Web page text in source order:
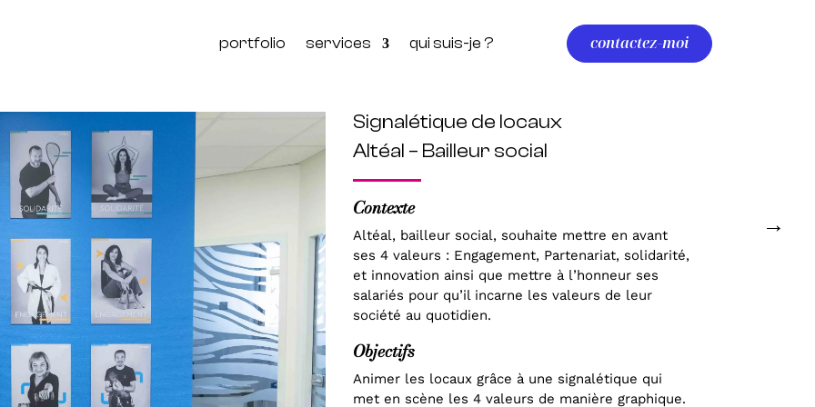
portfolio services qui suis-je ? contactez-moi
Signalétique de locaux
Altéal – Bailleur social
Contexte
Altéal, bailleur social, souhaite mettre en avant
ses 4 valeurs : Engagement, Partenariat, solidarité,
et innovation ainsi que mettre à l’honneur ses
salariés pour qu’il incarne les valeurs de leur
société au quotidien.
Objectifs
Animer les locaux grâce à une signalétique qui
met en scène les 4 valeurs de manière graphique.
→